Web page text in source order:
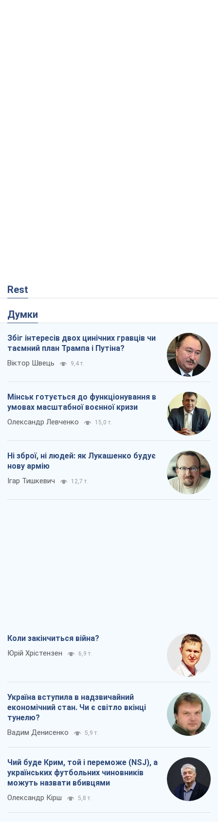
Rest
Думки
Збіг інтересів двох цинічних гравців чи
таємний план Трампа і Путіна?
Віктор Швець 9,4 т.
Мінськ готується до функціонування в
умовах масштабної воєнної кризи
Олександр Левченко 15,0 т.
Ні зброї, ні людей: як Лукашенко будує
нову армію
Ігар Тишкевич 12,7 т.
Коли закінчиться війна?
Юрій Хрістензен 6,9 т.
Україна вступила в надзвичайний
економічний стан. Чи є світло вкінці
тунелю?
Вадим Денисенко 5,9 т.
Чий буде Крим, той і переможе (NSJ), а
українських футбольних чиновників
можуть назвати вбивцями
Олександр Кірш 5,8 т.